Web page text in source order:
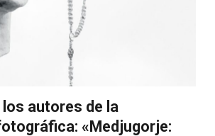
autores de la
«Medjugorje: